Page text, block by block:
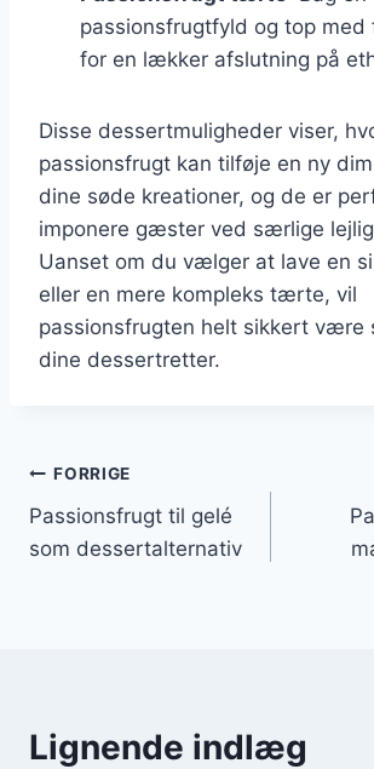
passionsfrugtfyld og top med
for en lækker afslutning på
Disse dessertmuligheder viser,
passionsfrugt kan tilføje en ny
dine søde kreationer, og de er
imponere gæster ved særlige
Uanset om du vælger at lave en
eller en mere kompleks tærte, vil
passionsfrugten helt sikkert være
dine dessertretter.
Indlægsnavigation
FORRIGE
Passionsfrugt til gelé
som dessertalternativ
Lignende indlæg